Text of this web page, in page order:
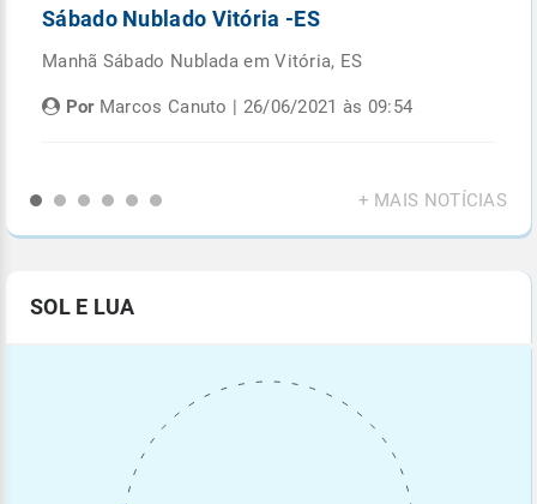
Sábado Nublado Vitória -ES
Manhã Sábado Nublada em Vitória, ES
PorMarcos Canuto | 26/06/2021 às 09:54
+ MAIS NOTÍCIAS
SOL E LUA